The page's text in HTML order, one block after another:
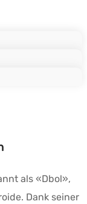
als «Dbol»,
Dank seiner